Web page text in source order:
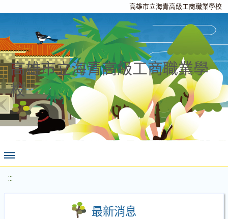
高雄市立海青高級工商職業學校
高雄市立海青高級工商職業學
校
:::
最新消息